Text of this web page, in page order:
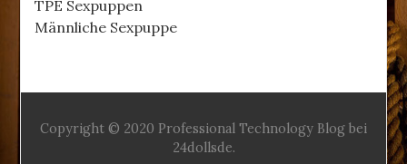
TPE Sexpuppen
Männliche Sexpuppe
Copyright © 2020 Professional Technology Blog bei
24dollsde.